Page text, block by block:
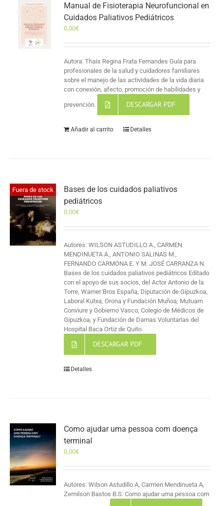
Manual de Fisioterapia Neurofuncional en
Cuidados Paliativos Pediátricos
0,00€
Autora: Thais Regina Frata Fernandes Guía para
profesionales de la salud y cuidadores familiares
sobre el manejo de las actividades de la vida diaria
con conexión, afecto, promoción de habilidades y
prevención. DESCARGAR PDF
Añadir al carrito Detalles
Fuera de stock
Bases de los cuidados paliativos
pediátricos
0,00€
Autores: WILSON ASTUDILLO A., CARMEN
MENDINUETA A., ANTONIO SALINAS M.,
FERNANDO CARMONA E. Y M. JOSÉ CARRANZA N.
Bases de los cuidados paliativos pediátricos Editado
con el apoyo de sus socios, del Actor Antonio de la
Torre, Warner Bros España, Diputación de Gipuzkoa,
Laboral Kutxa, Orona y Fundación Muñoa, Mutuam
Conviure y Gobierno Vasco, Colegio de Médicos de
Gipuzkoa, y Fundación de Damas Voluntarias del
Hospital Baca Ortiz de Quito.
DESCARGAR PDF
Detalles
Como ajudar uma pessoa com doença
terminal
0,00€
Autores: Wilson Astudillo A, Carmen Mendinueta A,
Zemilson Bastos B.S. Como ajudar uma pessoa com